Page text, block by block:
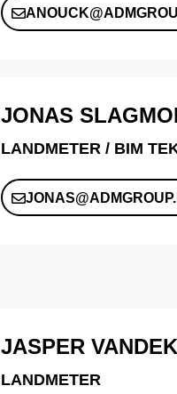
JONAS
LANDMETER / BIM
JASPER
LANDMETER